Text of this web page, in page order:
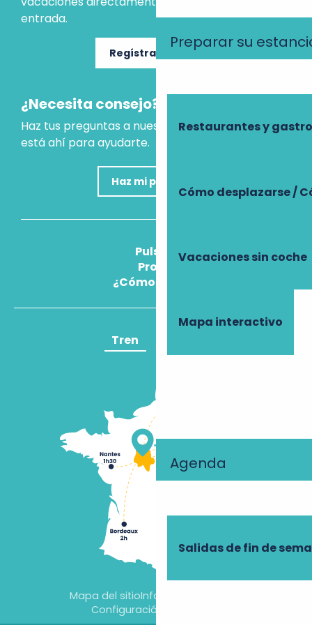
Preparar su
Restaurantes y
Cómo desplazarse /
Vacaciones sin coche
Mapa interactivo
Agenda
Salidas de fin de
entrada.
Regístrate ahora
¿Necesita consejo?
Haz tus preguntas a nuestro asistente virtual, que
está ahí para ayudarte.
Haz mi pregunta
Pulse
Pros
¿Cómo llegar?
Tren
Mapa del sitioInformación jurídica
Configuración de cookies